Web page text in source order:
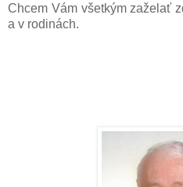
Chcem Vám všetkým zaželať
a v rodinách.